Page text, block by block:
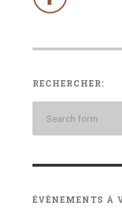
RECHERCHER:
ÉVÈNEMENTS À